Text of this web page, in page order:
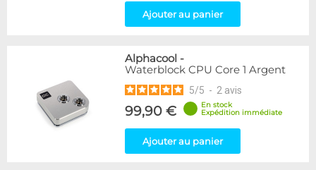
Ajouter au panier
Alphacool -
Waterblock CPU Core 1 Argent
5/5 - 2 avis
99,90 €
En stock
Expédition immédiate
Ajouter au panier